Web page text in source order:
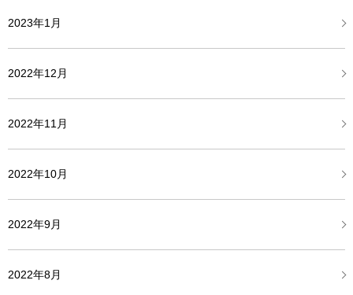
2023年1月
2022年12月
2022年11月
2022年10月
2022年9月
2022年8月